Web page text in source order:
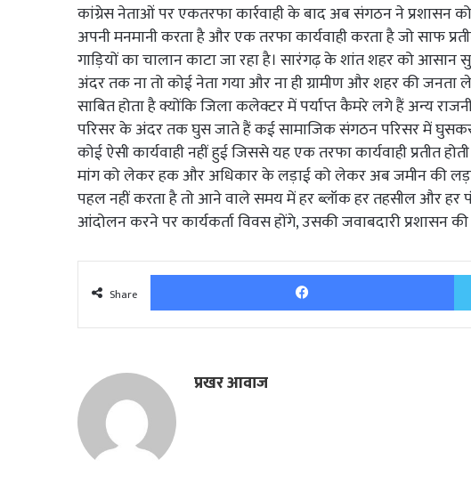
कांग्रेस नेताओं पर एकतरफा कार्रवाही के बाद अब संगठन ने प्रशासन
अपनी मनमानी करता है और एक तरफा कार्यवाही करता है जो साफ
गाड़ियों का चालान काटा जा रहा है। सारंगढ़ के शांत शहर को
अंदर तक ना तो कोई नेता गया और ना ही ग्रामीण और शहर की
साबित होता है क्योंकि जिला कलेक्टर में पर्याप्त कैमरे लगे हैं अन्य
परिसर के अंदर तक घुस जाते हैं कई सामाजिक संगठन परिसर में
कोई ऐसी कार्यवाही नहीं हुई जिससे यह एक तरफा कार्यवाही प्रतीत
मांग को लेकर हक और अधिकार के लड़ाई को लेकर अब जमीन की
पहल नहीं करता है तो आने वाले समय में हर ब्लॉक हर तहसील और
आंदोलन करने पर कार्यकर्ता विवस होंगे, उसकी जवाबदारी प्रशासन की
Share
प्रखर आवाज